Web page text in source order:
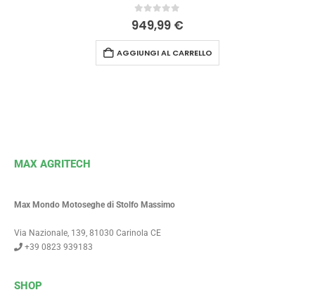
0 Su 5
949,99 €
AGGIUNGI AL CARRELLO
MAX AGRITECH
Max Mondo Motoseghe di Stolfo Massimo
Via Nazionale, 139, 81030 Carinola CE
+39 0823 939183
SHOP